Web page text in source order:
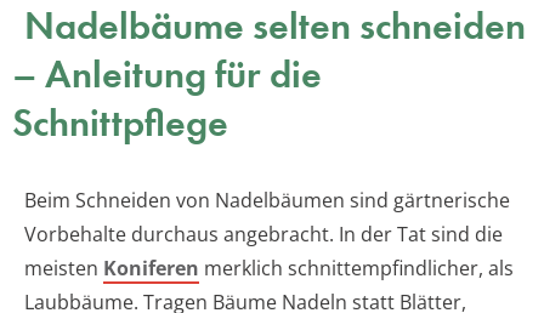
Nadelbäume selten schneiden
– Anleitung für die
Schnittpflege
Beim Schneiden von Nadelbäumen sind gärtnerische
Vorbehalte durchaus angebracht. In der Tat sind die
meisten Koniferen merklich schnittempfindlicher, als
Laubbäume. Tragen Bäume Nadeln statt Blätter,